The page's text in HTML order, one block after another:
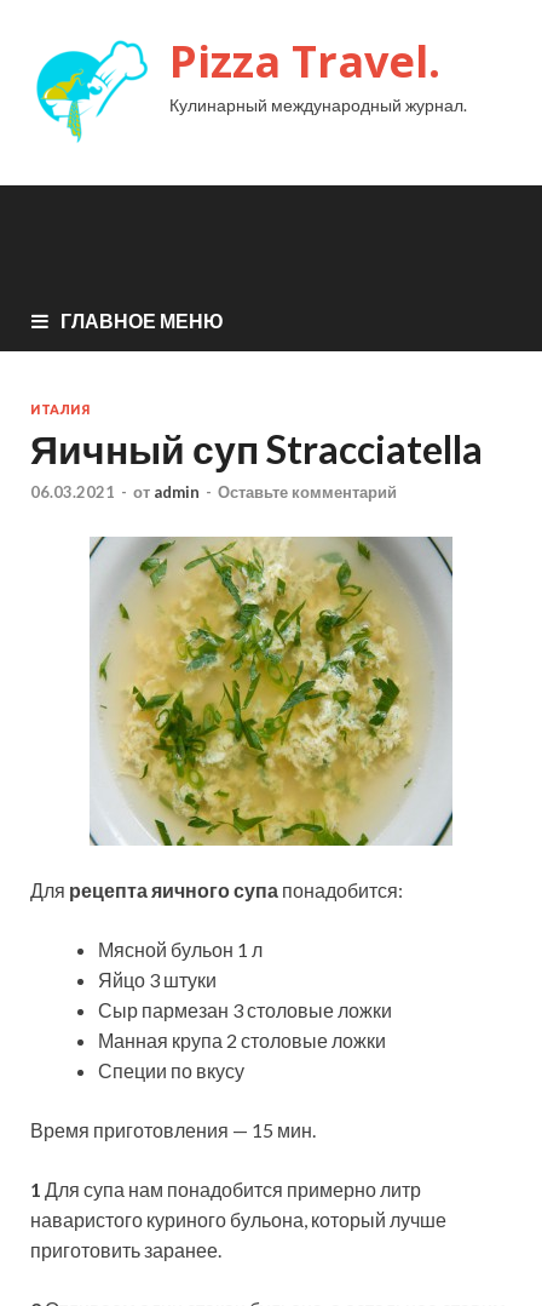
Pizza Travel.
Кулинарный международный журнал.
ГЛАВНОЕ МЕНЮ
ИТАЛИЯ
Яичный суп Stracciatella
06.03.2021 - от admin - Оставьте комментарий
Для рецепта яичного супа понадобится:
Мясной бульон 1 л
Яйцо 3 штуки
Сыр пармезан 3 столовые ложки
Манная крупа 2 столовые ложки
Специи по вкусу
Время приготовления — 15 мин.
1 Для супа нам понадобится примерно литр
наваристого куриного бульона, который лучше
приготовить заранее.